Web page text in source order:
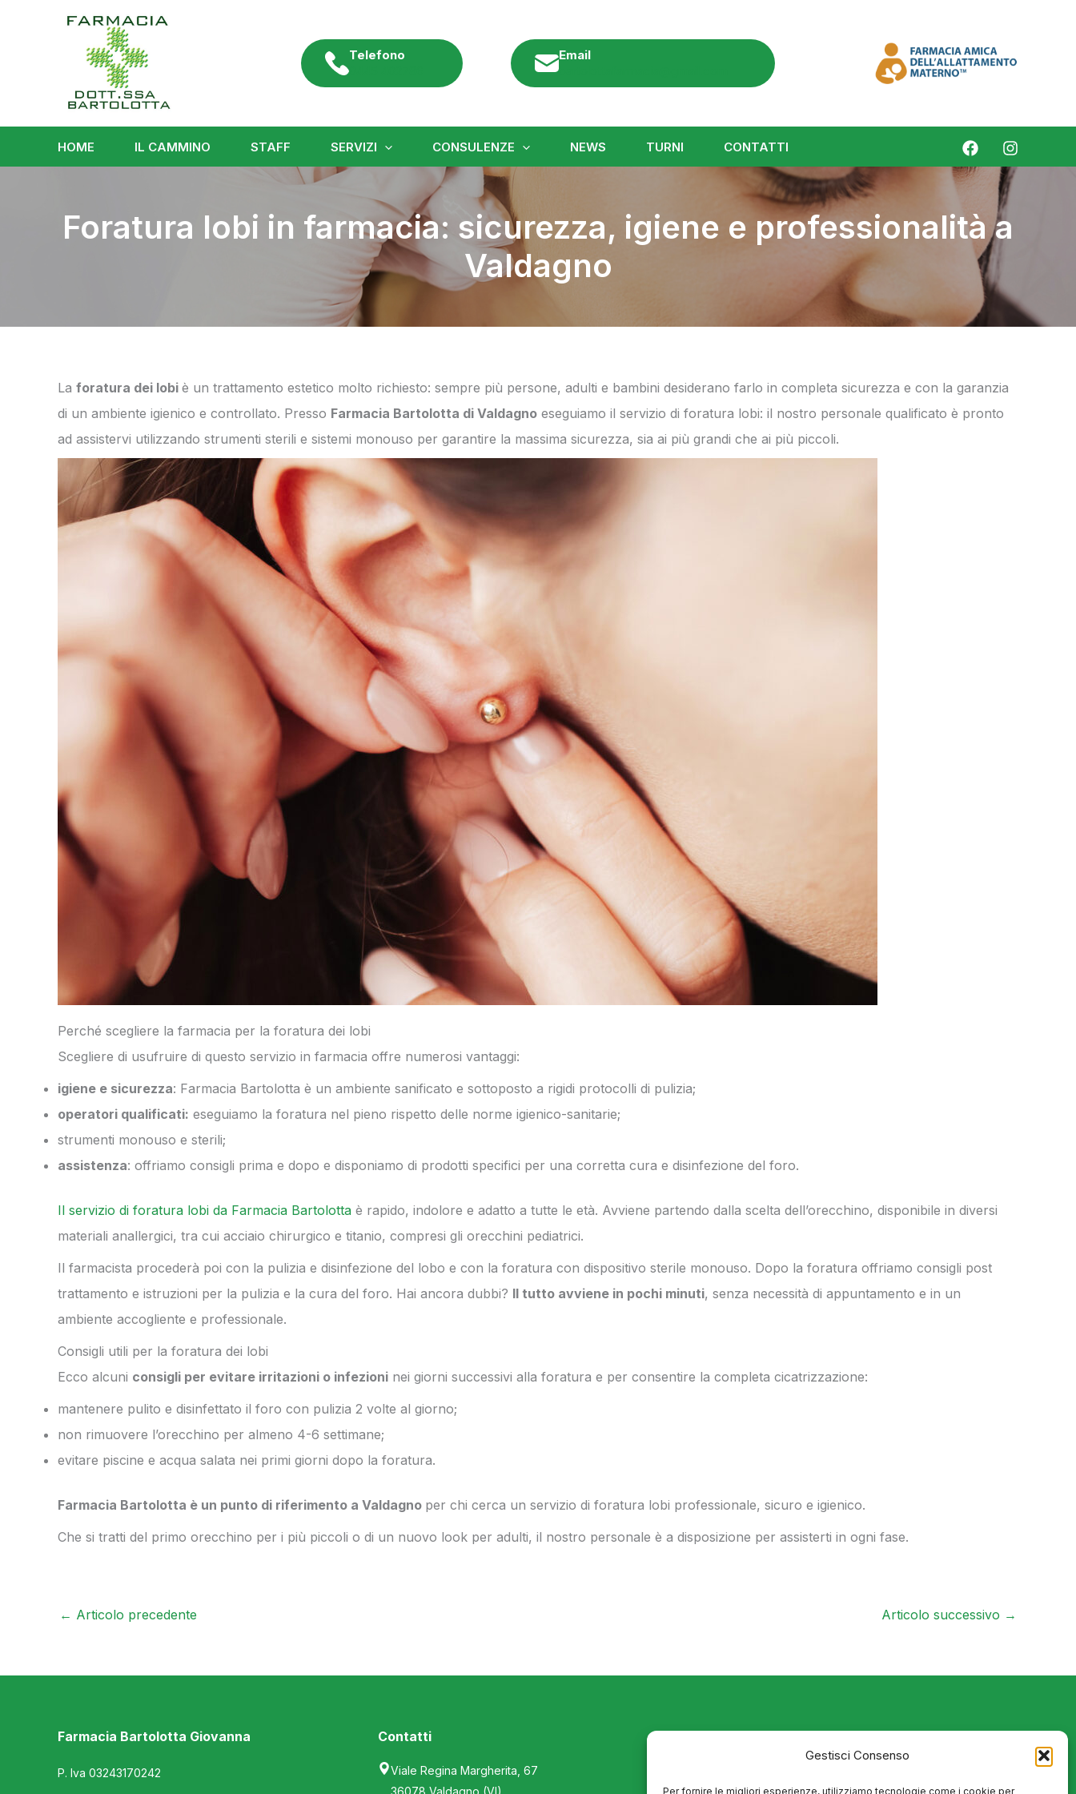
Gestisci Consenso
Per fornire le migliori esperienze, utilizziamo tecnologie come i cookie per
Telefono
Email
HOME IL CAMMINO STAFF SERVIZI CONSULENZE NEWS TURNI CONTATTI
Foratura lobi in farmacia: sicurezza, igiene e professionalità a
Valdagno
La foratura dei lobi è un trattamento estetico molto richiesto: sempre più persone, adulti e bambini desiderano farlo in completa sicurezza e con la garanzia
di un ambiente igienico e controllato. Presso Farmacia Bartolotta di Valdagno eseguiamo il servizio di foratura lobi: il nostro personale qualificato è pronto
ad assistervi utilizzando strumenti sterili e sistemi monouso per garantire la massima sicurezza, sia ai più grandi che ai più piccoli.
Perché scegliere la farmacia per la foratura dei lobi
Scegliere di usufruire di questo servizio in farmacia offre numerosi vantaggi:
igiene e sicurezza: Farmacia Bartolotta è un ambiente sanificato e sottoposto a rigidi protocolli di pulizia;
operatori qualificati: eseguiamo la foratura nel pieno rispetto delle norme igienico-sanitarie;
strumenti monouso e sterili;
assistenza: offriamo consigli prima e dopo e disponiamo di prodotti specifici per una corretta cura e disinfezione del foro.
Il servizio di foratura lobi da Farmacia Bartolotta è rapido, indolore e adatto a tutte le età. Avviene partendo dalla scelta dell’orecchino, disponibile in diversi
materiali anallergici, tra cui acciaio chirurgico e titanio, compresi gli orecchini pediatrici.
Il farmacista procederà poi con la pulizia e disinfezione del lobo e con la foratura con dispositivo sterile monouso. Dopo la foratura offriamo consigli post
trattamento e istruzioni per la pulizia e la cura del foro. Hai ancora dubbi? Il tutto avviene in pochi minuti, senza necessità di appuntamento e in un
ambiente accogliente e professionale.
Consigli utili per la foratura dei lobi
Ecco alcuni consigli per evitare irritazioni o infezioni nei giorni successivi alla foratura e per consentire la completa cicatrizzazione:
mantenere pulito e disinfettato il foro con pulizia 2 volte al giorno;
non rimuovere l’orecchino per almeno 4-6 settimane;
evitare piscine e acqua salata nei primi giorni dopo la foratura.
Farmacia Bartolotta è un punto di riferimento a Valdagno per chi cerca un servizio di foratura lobi professionale, sicuro e igienico.
Che si tratti del primo orecchino per i più piccoli o di un nuovo look per adulti, il nostro personale è a disposizione per assisterti in ogni fase.
← Articolo precedente Articolo successivo →
Farmacia Bartolotta Giovanna
P. Iva 03243170242
Contatti
Viale Regina Margherita, 67
36078 Valdagno (VI)